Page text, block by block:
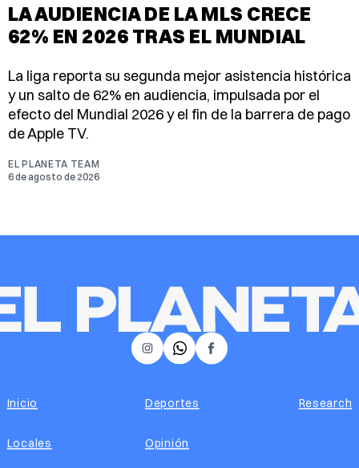
LA AUDIENCIA DE LA MLS CRECE
62% EN 2026 TRAS EL MUNDIAL
La liga reporta su segunda mejor asistencia histórica
y un salto de 62% en audiencia, impulsada por el
efecto del Mundial 2026 y el fin de la barrera de pago
de Apple TV.
EL PLANETA TEAM
6 de agosto de 2026
𝕏 Facebook
Instagram
Inicio
Locales
Deportes
Opinión
Research